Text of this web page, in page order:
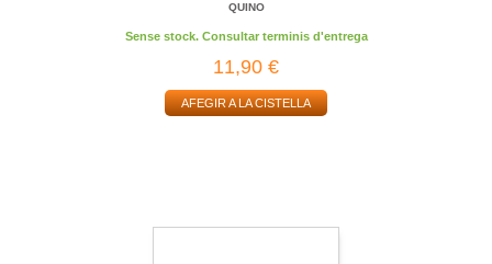
QUINO
Sense stock. Consultar terminis d'entrega
11,90 €
AFEGIR A LA CISTELLA